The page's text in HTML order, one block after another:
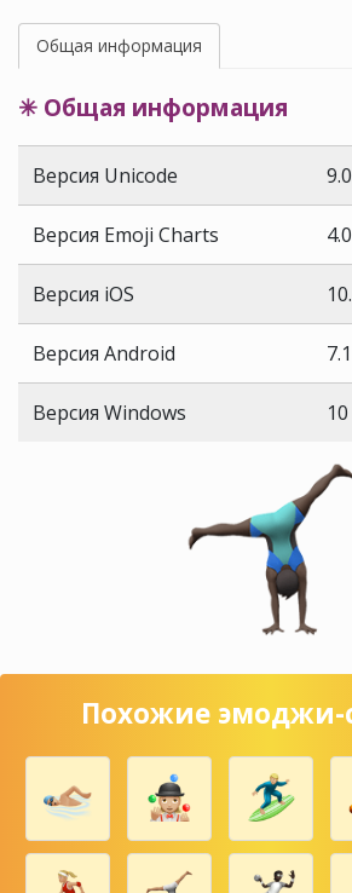
Общая информация
✳ Общая информация
Версия Unicode 9.0
Версия Emoji Charts 4.0
Версия iOS
Версия Android 7.1
Версия Windows
Похожие